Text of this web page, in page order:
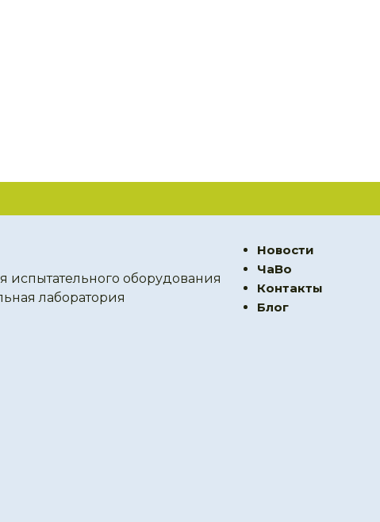
испытательного оборудования
лаборатория
Новости
ЧаВо
Контакты
Блог